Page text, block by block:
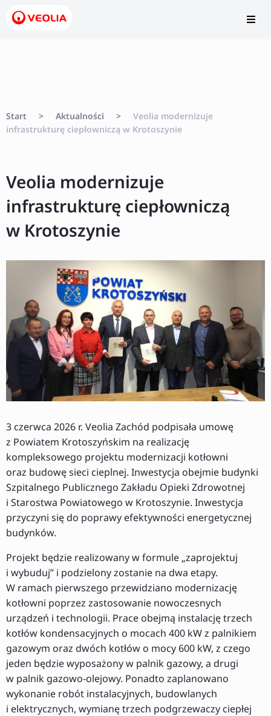
Start > Aktualności >
Veolia modernizuje
infrastrukturę ciepłowniczą w Krotoszynie
Veolia modernizuje
infrastrukturę ciepłowniczą
w Krotoszynie
3 czerwca 2026 r. Veolia Zachód podpisała umowę
z Powiatem Krotoszyńskim na realizację
kompleksowego projektu modernizacji kotłowni
oraz budowę sieci cieplnej. Inwestycja obejmie budynki
Szpitalnego Publicznego Zakładu Opieki Zdrowotnej
i Starostwa Powiatowego w Krotoszynie. Inwestycja
przyczyni się do poprawy efektywności energetycznej
budynków.
Projekt będzie realizowany w formule „zaprojektuj
i wybuduj” i podzielony zostanie na dwa etapy.
W ramach pierwszego przewidziano modernizację
kotłowni poprzez zastosowanie nowoczesnych
urządzeń i technologii. Prace obejmą instalację trzech
kotłów kondensacyjnych o mocach 400 kW z palnikiem
gazowym oraz dwóch kotłów o mocy 600 kW, z czego
jeden będzie wyposażony w palnik gazowy, a drugi
w palnik gazowo-olejowy. Ponadto zaplanowano
wykonanie robót instalacyjnych, budowlanych
i elektrycznych, wymianę trzech podgrzewaczy ciepłej